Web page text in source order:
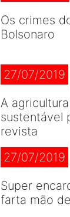
Os crimes
Bolsonaro
27/07/2019
A
sustentável
revista
27/07/2019
Super
farta mão